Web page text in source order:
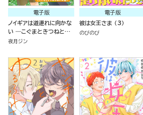
電子版
ノイギアは道連れに向かな
い ―こぐまときつねと願
いの器―（分冊版）
夜月ジン
電子版
彼は女王さま （3）
のびのび